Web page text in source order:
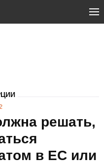
решать,
в ЕС или